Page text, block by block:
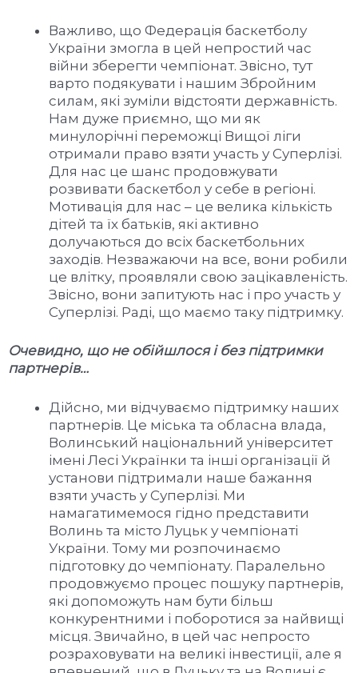
Важливо, що Федерація баскетболу
України змогла в цей непростий час
війни зберегти чемпіонат. Звісно, тут
варто подякувати і нашим Збройним
силам, які зуміли відстояти державність.
Нам дуже приємно, що ми як
минулорічні переможці Вищої ліги
отримали право взяти участь у Суперлізі.
Для нас це шанс продовжувати
розвивати баскетбол у себе в регіоні.
Мотивація для нас – це велика кількість
дітей та їх батьків, які активно
долучаються до всіх баскетбольних
заходів. Незважаючи на все, вони робили
це влітку, проявляли свою зацікавленість.
Звісно, вони запитують нас і про участь у
Суперлізі. Раді, що маємо таку підтримку.
Очевидно, що не обійшлося і без підтримки
партнерів…
Дійсно, ми відчуваємо підтримку наших
партнерів. Це міська та обласна влада,
Волинський національний університет
імені Лесі Українки та інші організації й
установи підтримали наше бажання
взяти участь у Суперлізі. Ми
намагатимемося гідно представити
Волинь та місто Луцьк у чемпіонаті
України. Тому ми розпочинаємо
підготовку до чемпіонату. Паралельно
продовжуємо процес пошуку партнерів,
які допоможуть нам бути більш
конкурентними і поборотися за найвищі
місця. Звичайно, в цей час непросто
розраховувати на великі інвестиції, але я